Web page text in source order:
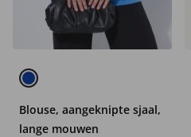
Blouse, aangeknipte sjaal,
lange mouwen